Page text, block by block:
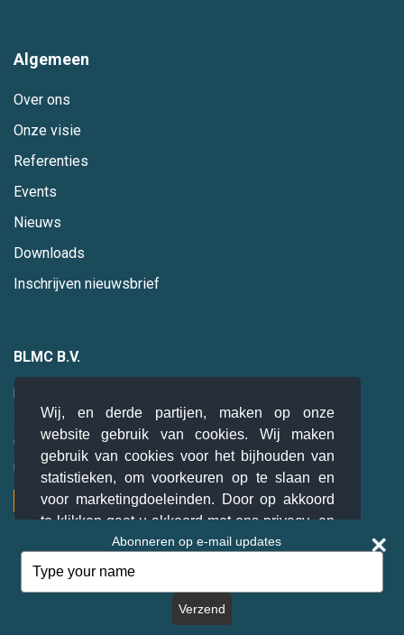
Wij, en derde partijen, maken op onze
website gebruik van cookies. Wij maken
gebruik van cookies voor het bijhouden van
statistieken, om voorkeuren op te slaan en
voor marketingdoeleinden. Door op akkoord
te klikken gaat u akkoord met ons privacy- en
cookiebeleid.Lees meer
Akkoord
Abonneren op e-mail updates
your
name
Verzend
Algemeen
Over ons
Onze visie
Referenties
Events
Nieuws
Downloads
Inschrijven nieuwsbrief
BLMC B.V.
Hogebrinkerweg 19
3871 KM
Hoevelaken
085 0 47 94 28
info@blmc.nl
© BLMC B.V. 2026. Alle rechten voorbehouden.
Privacy- en cookiebeleid